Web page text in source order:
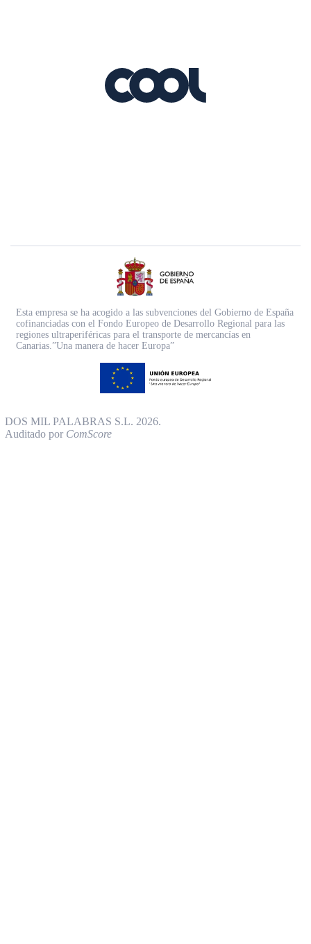
Esta empresa se ha acogido a las subvenciones del Gobierno de España
cofinanciadas con el Fondo Europeo de Desarrollo Regional para las
regiones ultraperiféricas para el transporte de mercancías en
Canarias.”Una manera de hacer Europa”
DOS MIL PALABRAS S.L. 2026.
Auditado por ComScore